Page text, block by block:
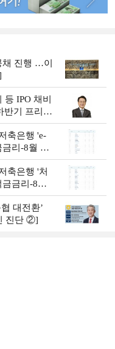
채 진행 …이
IPO 채비
반기 프리
축은행 'e-
리-8월 2
축은행 '처
금리-8월
대전환ʼ
진단 ②]